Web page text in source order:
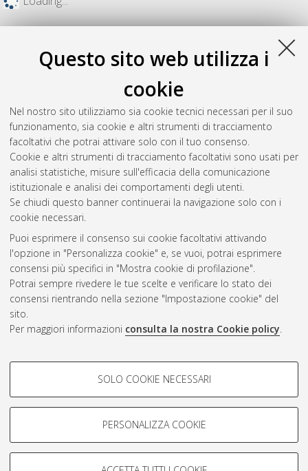
Questo sito web utilizza i
cookie
Nel nostro sito utilizziamo sia cookie tecnici necessari per il suo
funzionamento, sia cookie e altri strumenti di tracciamento
facoltativi che potrai attivare solo con il tuo consenso.
Cookie e altri strumenti di tracciamento facoltativi sono usati per
analisi statistiche, misure sull'efficacia della comunicazione
istituzionale e analisi dei comportamenti degli utenti.
Se chiudi questo banner continuerai la navigazione solo con i
cookie necessari.
Puoi esprimere il consenso sui cookie facoltativi attivando
l'opzione in "Personalizza cookie" e, se vuoi, potrai esprimere
consensi più specifici in "Mostra cookie di profilazione".
Potrai sempre rivedere le tue scelte e verificare lo stato dei
consensi rientrando nella sezione "Impostazione cookie" del
sito.
Per maggiori informazioni consulta la nostra Cookie policy.
COOKIE DI PROFILAZIONE -
Si tratta di cookie utilizzati per analizzare le caratteristiche della
navigazione degli utenti, creare profili in base al loro comportamento
Mostra cookie di profilazione
SOLO COOKIE NECESSARI
PERSONALIZZA COOKIE
Gestione del documento:
Atom
Rss 1.0
Rss 2.0
AMS Laurea
Impostazioni Cookie
Informativa sulla privacy
Condizioni d’uso del sito